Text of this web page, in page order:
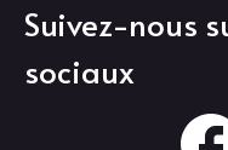
Suivez-nous
sociaux